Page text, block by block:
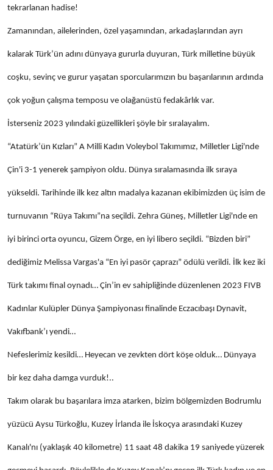
tekrarlanan hadise!
Zamanından, ailelerinden, özel yaşamından, arkadaşlarından ayrı
kalarak Türk’ün adını dünyaya gururla duyuran, Türk milletine büyük
coşku, sevinç ve gurur yaşatan sporcularımızın bu başarılarının ardında
çok yoğun çalışma temposu ve olağanüstü fedakârlık var.
İsterseniz 2023 yılındaki güzellikleri şöyle bir sıralayalım.
“Atatürk’ün Kızları” A Milli Kadın Voleybol Takımımız, Milletler Ligi'nde
Çin'i 3-1 yenerek şampiyon oldu. Dünya sıralamasında ilk sıraya
yükseldi. Tarihinde ilk kez altın madalya kazanan ekibimizden üç isim de
turnuvanın “Rüya Takımı”na seçildi. Zehra Güneş, Milletler Ligi'nde en
iyi birinci orta oyuncu, Gizem Örge, en iyi libero seçildi. “Bizden biri”
dediğimiz Melissa Vargas'a “En iyi pasör çaprazı” ödülü verildi. İlk kez iki
Türk takımı final oynadı… Çin’in ev sahipliğinde düzenlenen 2023 FIVB
Kadınlar Kulüpler Dünya Şampiyonası finalinde Eczacıbaşı Dynavit,
Vakıfbank’ı yendi…
Nefeslerimiz kesildi… Heyecan ve zevkten dört köşe olduk… Dünyaya
bir kez daha damga vurduk!..
Takım olarak bu başarılara imza atarken, bizim bölgemizden Bodrumlu
yüzücü Aysu Türkoğlu, Kuzey İrlanda ile İskoçya arasındaki Kuzey
Kanalı'nı (yaklaşık 40 kilometre) 11 saat 48 dakika 19 saniyede yüzerek